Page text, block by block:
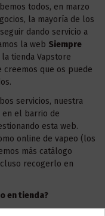
todos, en marzo
la mayoría de los
dando servicio a
la web Siempre
tienda Vapstore
que os puede
servicios, nuestra
en el barrio de
esta web.
online de vapeo (los
más catálogo
recogerlo en
en tienda?